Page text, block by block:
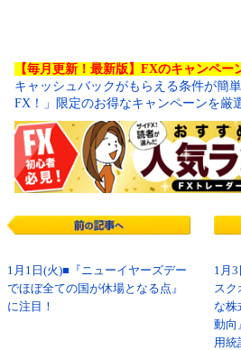
【毎月更新！最新版】FXのキャンペー
キャッシュバックがもらえる条件が簡
FX！」限定のお得なキャンペーンを厳
1月1日(火)■『ニューイヤーズデー
でほぼ全ての国が休場となる点』
に注目！
1月
スク
な株
動向
用統